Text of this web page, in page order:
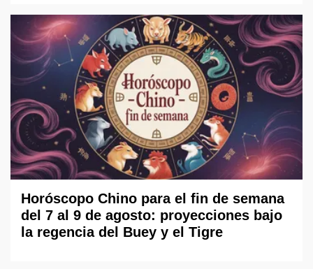
Horóscopo Chino para el fin de semana
del 7 al 9 de agosto: proyecciones bajo
la regencia del Buey y el Tigre